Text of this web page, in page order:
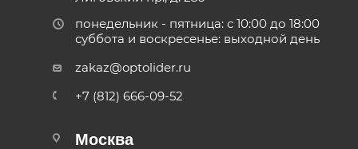
понедельник - пятница: с 10:00 до 18:00
суббота и воскресенье: выходной день
zakaz@optolider.ru
+7 (812) 666-09-52
Москва